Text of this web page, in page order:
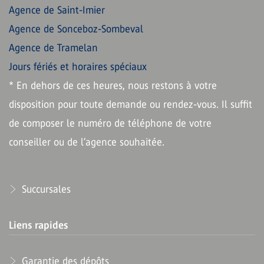
Agence de Saint-Imier
Agence de Sonceboz-Sombeval
Agence de Tramelan
Jours fériés et horaires spéciaux
* En dehors de ces heures, nous restons à votre
disposition pour toute demande ou rendez-vous. Il suffit
de composer le numéro de téléphone de votre
conseiller ou de l’agence souhaitée.
Succursales
Liens rapides
Garantie des dépôts